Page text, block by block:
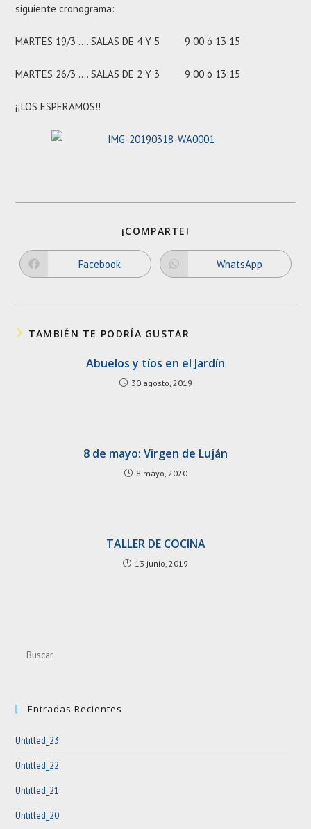
siguiente cronograma:
MARTES 19/3 …. SALAS DE 4 Y 5 9:00 ó 13:15
MARTES 26/3 …. SALAS DE 2 Y 3 9:00 ó 13:15
¡¡LOS ESPERAMOS!!
¡COMPARTE!
CONTENT
Opens
in
window
Facebook Opens
in
window
WhatsApp
TAMBIÉN TE PODRÍA GUSTAR
Abuelos y tíos en el Jardín
30 agosto, 2019
8 de mayo: Virgen de Luján
8 mayo, 2020
TALLER DE COCINA
13 junio, 2019
Entradas Recientes
Untitled_23
Untitled_22
Untitled_21
Untitled_20